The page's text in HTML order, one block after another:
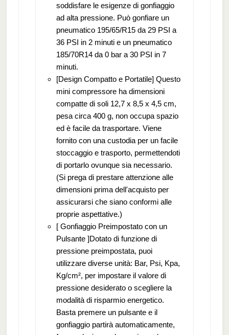
soddisfare le esigenze di gonfiaggio
ad alta pressione. Può gonfiare un
pneumatico 195/65/R15 da 29 PSI a
36 PSI in 2 minuti e un pneumatico
185/70R14 da 0 bar a 30 PSI in 7
minuti.
[Design Compatto e Portatile] Questo
mini compressore ha dimensioni
compatte di soli 12,7 x 8,5 x 4,5 cm,
pesa circa 400 g, non occupa spazio
ed è facile da trasportare. Viene
fornito con una custodia per un facile
stoccaggio e trasporto, permettendoti
di portarlo ovunque sia necessario.
(Si prega di prestare attenzione alle
dimensioni prima dell'acquisto per
assicurarsi che siano conformi alle
proprie aspettative.)
[ Gonfiaggio Preimpostato con un
Pulsante ]Dotato di funzione di
pressione preimpostata, puoi
utilizzare diverse unità: Bar, Psi, Kpa,
Kg/cm², per impostare il valore di
pressione desiderato o scegliere la
modalità di risparmio energetico.
Basta premere un pulsante e il
gonfiaggio partirà automaticamente,